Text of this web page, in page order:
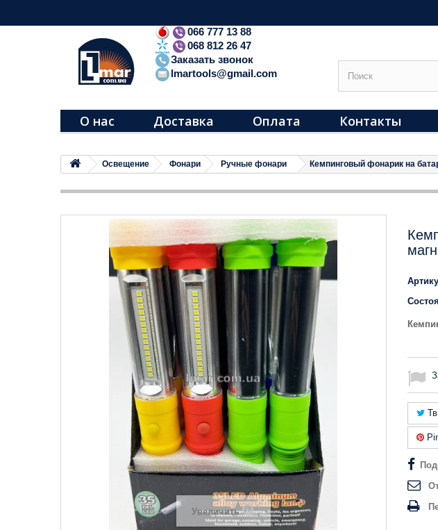
066 777 13 88
068 812 26 47
Заказать звонок
lmartools@gmail.com
О нас Доставка Оплата Контакты
Освещение Фонари Ручные фонари Кемпинговый фонарик на
Увеличить